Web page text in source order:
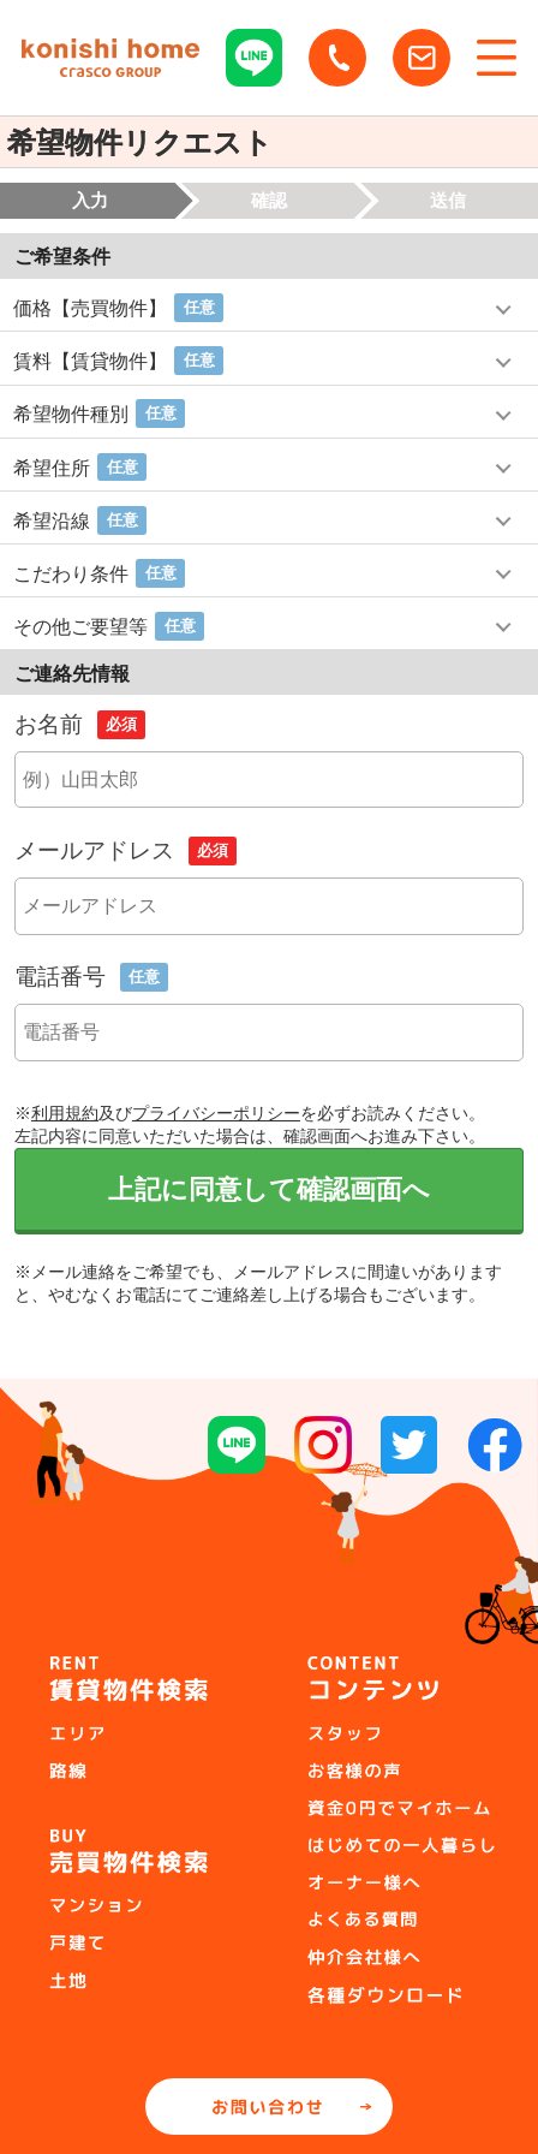
希望物件リクエスト
入力 確認 送信
ご希望条件
価格【売買物件】 任意
賃料【賃貸物件】 任意
希望物件種別 任意
希望住所 任意
希望沿線 任意
こだわり条件 任意
その他ご要望等 任意
ご連絡先情報
お名前 必須
メールアドレス 必須
電話番号 任意
※利用規約及びプライバシーポリシーを必ずお読みください。
左記内容に同意いただいた場合は、確認画面へお進み下さい。
上記に同意して確認画面へ
※メール連絡をご希望でも、メールアドレスに間違いがあります
と、やむなくお電話にてご連絡差し上げる場合もございます。